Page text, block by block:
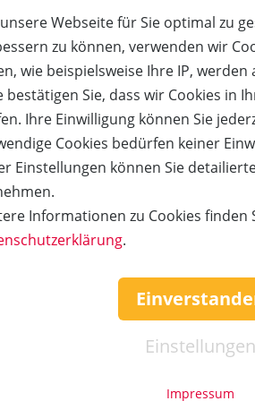
Webseite für Sie optimal zu
zu können, verwenden wir
wie beispielsweise Ihre IP,
bestätigen Sie, dass wir Cookies in
Ihre Einwilligung können Sie
Cookies bedürfen keiner
Einstellungen können Sie
Informationen zu Cookies finden
.
Einstellungen
Impressum
Gutscheins:
Media und Vertrieb
auf Sylt
- Die Ente bleibt draußen!" am 20.09.2026, 20
nebeneinanderliegende Sitzplätze
Kauf über
nachfolgend einloggen. Die
werden dann automatisch